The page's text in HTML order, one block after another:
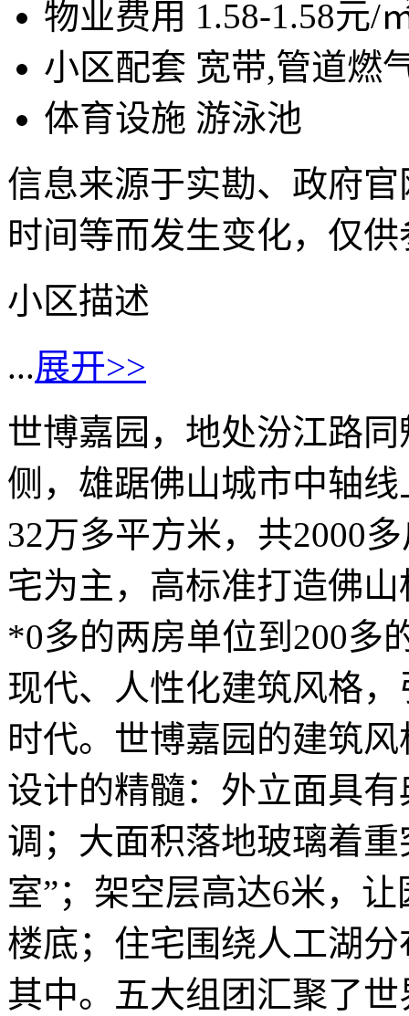
物业费用 1.58-1.58元/
小区配套 宽带,管道燃
体育设施 游泳池
信息来源于实勘、政府
时间等而发生变化，仅
小区描述
...展开>>
世博嘉园，地处汾江路
侧，雄踞佛山城市中轴
32万多平方米，共2000
宅为主，高标准打造佛
*0多的两房单位到200多
现代、人性化建筑风格
时代。世博嘉园的建筑
设计的精髓：外立面具
调；大面积落地玻璃着
室”；架空层高达6米，
楼底；住宅围绕人工湖
其中。五大组团汇聚了